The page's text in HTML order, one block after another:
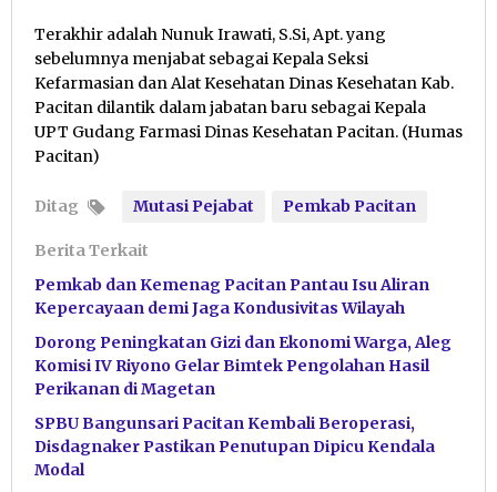
Terakhir adalah Nunuk Irawati, S.Si, Apt. yang
sebelumnya menjabat sebagai Kepala Seksi
Kefarmasian dan Alat Kesehatan Dinas Kesehatan Kab.
Pacitan dilantik dalam jabatan baru sebagai Kepala
UPT Gudang Farmasi Dinas Kesehatan Pacitan. (Humas
Pacitan)
Ditag Mutasi Pejabat Pemkab Pacitan
Berita Terkait
Pemkab dan Kemenag Pacitan Pantau Isu Aliran
Kepercayaan demi Jaga Kondusivitas Wilayah
Dorong Peningkatan Gizi dan Ekonomi Warga, Aleg
Komisi IV Riyono Gelar Bimtek Pengolahan Hasil
Perikanan di Magetan
SPBU Bangunsari Pacitan Kembali Beroperasi,
Disdagnaker Pastikan Penutupan Dipicu Kendala
Modal